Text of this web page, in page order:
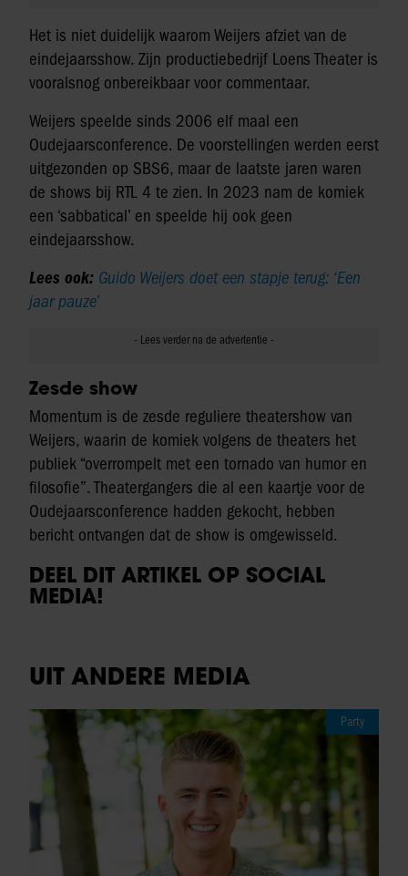
Het is niet duidelijk waarom Weijers afziet van de
eindejaarsshow. Zijn productiebedrijf Loens Theater is
vooralsnog onbereikbaar voor commentaar.
Weijers speelde sinds 2006 elf maal een
Oudejaarsconference. De voorstellingen werden eerst
uitgezonden op SBS6, maar de laatste jaren waren
de shows bij RTL 4 te zien. In 2023 nam de komiek
een ‘sabbatical’ en speelde hij ook geen
eindejaarsshow.
Lees ook: Guido Weijers doet een stapje terug: ‘Een
jaar pauze’
Zesde show
Momentum is de zesde reguliere theatershow van
Weijers, waarin de komiek volgens de theaters het
publiek “overrompelt met een tornado van humor en
filosofie”. Theatergangers die al een kaartje voor de
Oudejaarsconference hadden gekocht, hebben
bericht ontvangen dat de show is omgewisseld.
DEEL DIT ARTIKEL OP SOCIAL
MEDIA!
UIT ANDERE MEDIA
Party